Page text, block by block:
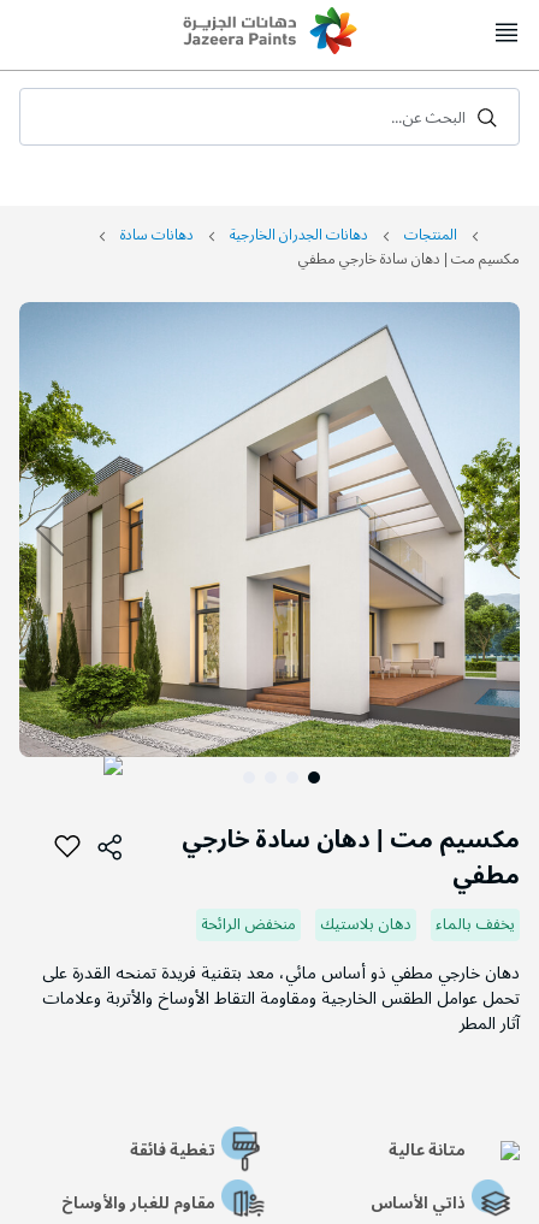
to
البحث عن...
المنتجات دهانات الجدران الخارجية
دهانات سادة
مكسيم مت | دهان سادة خارجي مطفي
مكسيم مت | دهان سادة خارجي
مطفي
يخفف بالماء دهان بلاستيك منخفض الرائحة
دهان خارجي مطفي ذو أساس مائي، معد بتقنية فريدة تمنحه القدرة على
تحمل عوامل الطقس الخارجية ومقاومة التقاط الأوساخ والأتربة وعلامات
آثار المطر
متانة عالية
تغطية فائقة
ذاتي الأساس
مقاوم للغبار والأوساخ
التخطي
إلى
بداية
معرض
الصور